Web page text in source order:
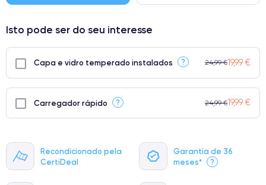
Recondicionado pela
CertiDeal
Garantia de 36
meses*
?
Isto pode ser do seu interesse
Capa e vidro temperado instalados ? 24,99 €19,99 €
Carregador rápido ? 24,99 €19,99 €